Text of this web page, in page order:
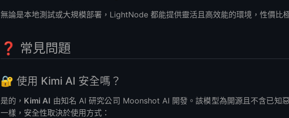
無論是本地測試或大規模部署，LightNode 都能提供靈活且高效能的環境，性價比
❓ 常見問題
🔐 使用 Kimi AI 安全嗎？
是的， Kimi AI 由知名 AI 研究公司 Moonshot AI 開發。該模型為開源且不含已知
一樣，安全性取決於使用方式：